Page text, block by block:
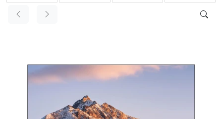
AUDIO,
VIDEO
MONITORI